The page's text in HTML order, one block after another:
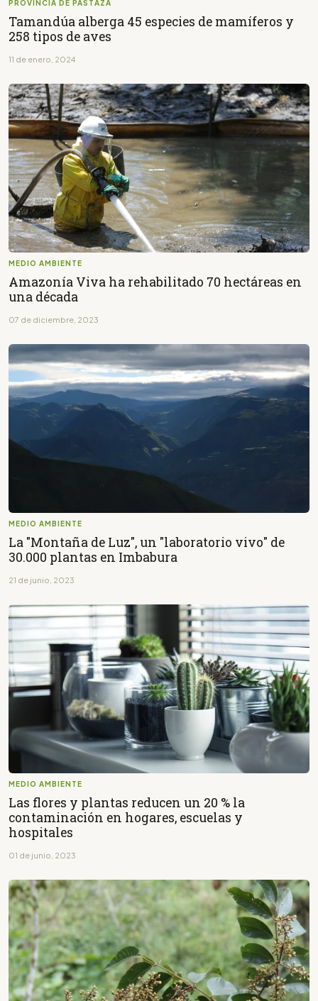
PROVINCIA DE PASTAZA
Tamandúa alberga 45 especies de mamíferos y
258 tipos de aves
11 de enero, 2024
MEDIO AMBIENTE
Amazonía Viva ha rehabilitado 70 hectáreas en
una década
07 de diciembre, 2023
MEDIO AMBIENTE
La "Montaña de Luz", un "laboratorio vivo" de
30.000 plantas en Imbabura
21 de junio, 2023
MEDIO AMBIENTE
Las flores y plantas reducen un 20 % la
contaminación en hogares, escuelas y
hospitales
01 de junio, 2023